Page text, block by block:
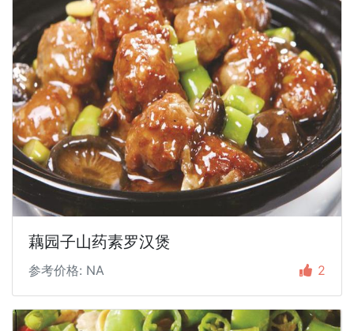
藕园子山药素罗汉煲
参考价格: NA 2